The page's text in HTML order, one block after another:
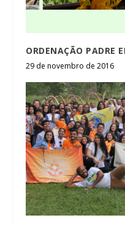
ORDENAÇÃO PADRE
29 de novembro de 2016